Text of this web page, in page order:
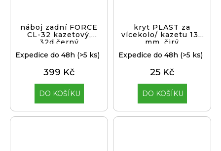
náboj zadní FORCE
CL-32 kazetový,
32d,černý
Expedice do 48h (>5 ks)
399 Kč
DO KOŠÍKU
kryt PLAST za
vícekolo/ kazetu 138
mm, čirý
Expedice do 48h (>5 ks)
25 Kč
DO KOŠÍKU